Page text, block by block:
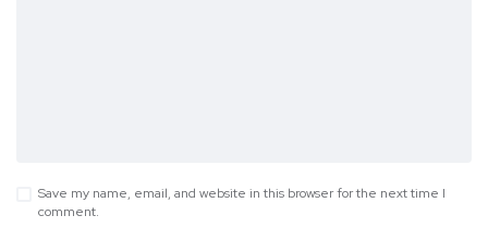
Save my name, email, and website in this browser for the next time I
comment.